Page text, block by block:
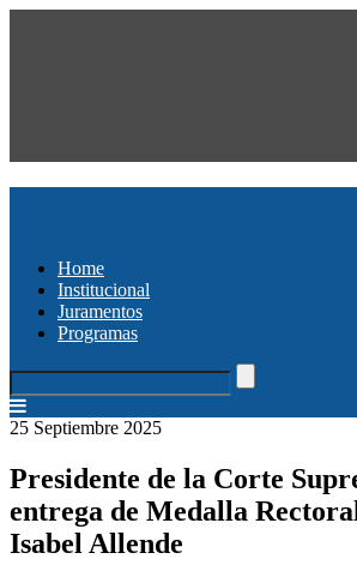
Home
Institucional
Juramentos
Programas
25 Septiembre 2025
Presidente de la Corte
entrega de Medalla
Isabel Allende